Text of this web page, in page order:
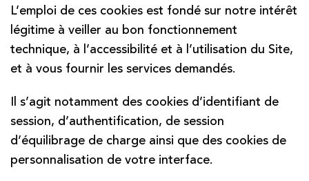
L’emploi de ces cookies est fondé sur notre intérêt
légitime à veiller au bon fonctionnement
technique, à l’accessibilité et à l’utilisation du Site,
et à vous fournir les services demandés.
Il s’agit notamment des cookies d’identifiant de
session, d’authentification, de session
d’équilibrage de charge ainsi que des cookies de
personnalisation de votre interface.